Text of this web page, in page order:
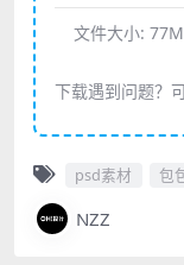
文件大小: 77M
下载遇到问题？
psd素材 包
NZZ